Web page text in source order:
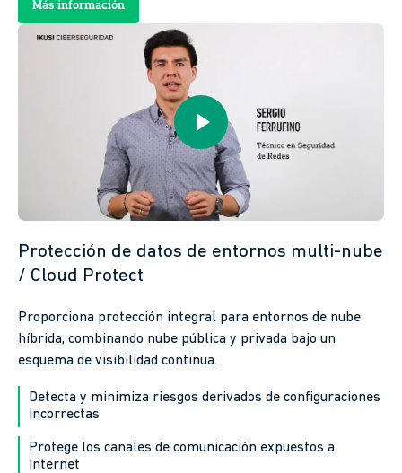
Más información
Protección de datos de entornos multi-nube
/ Cloud Protect
Proporciona protección integral para entornos de nube
híbrida, combinando nube pública y privada bajo un
esquema de visibilidad continua.
Detecta y minimiza riesgos derivados de configuraciones
incorrectas
Protege los canales de comunicación expuestos a
Internet